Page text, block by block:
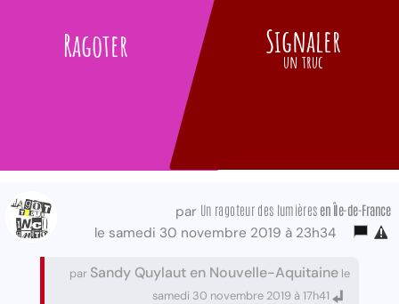
Ragoter Signaler
un truc
par Un ragoteur des lumières en Île-de-France
le samedi 30 novembre 2019 à 23h34
par Sandy Quylaut en Nouvelle-Aquitaine le
samedi 30 novembre 2019 à 17h41